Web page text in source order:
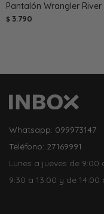
Pantalón Wrangler River
$ 3.790
Whatsapp: 099973147
Teléfono: 27169991
Lunes a jueves de 9:00
9:30 a 13:00 y de 14:00